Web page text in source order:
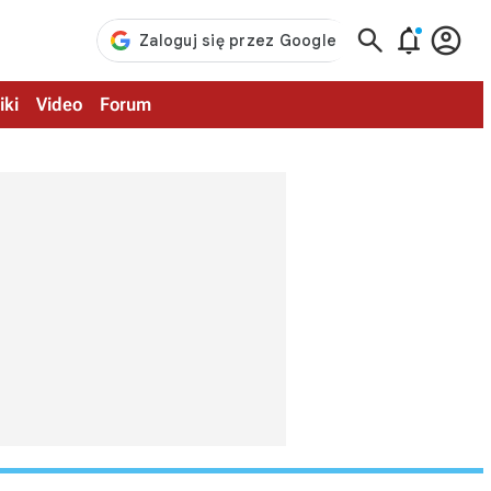
  
Video Forum